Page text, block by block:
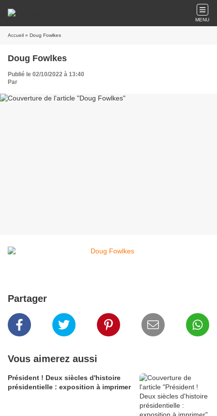
MENU
Accueil » Doug Fowlkes
Doug Fowlkes
Publié le 02/10/2022 à 13:40
Par
Partager
Vous aimerez aussi
Président ! Deux siècles d'histoire
présidentielle : exposition à imprimer